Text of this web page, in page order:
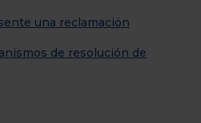
una reclamación
de resolución de